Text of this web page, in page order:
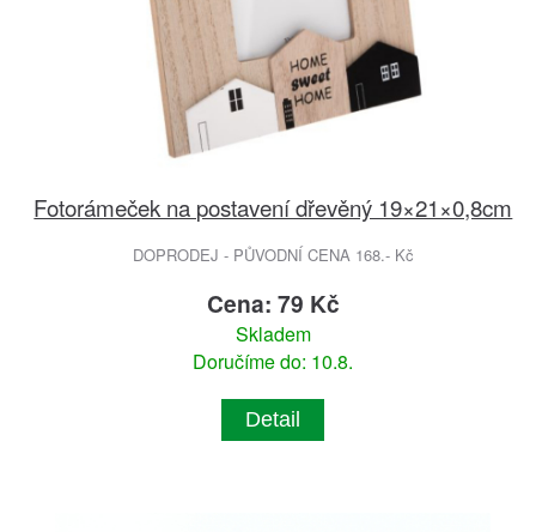
Fotorámeček na postavení dřevěný 19×21×0,8cm
DOPRODEJ - PŮVODNÍ CENA 168.- Kč
Cena: 79 Kč
Skladem
Doručíme do: 10.8.
Detail